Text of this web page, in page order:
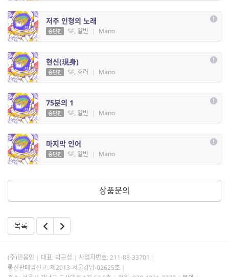
저주 인형의 노래
중단편 SF, 일반 | Mano
현신(現身)
중단편 SF, 호러 | Mano
75분의 1
중단편 SF, 일반 | Mano
마지막 인어
중단편 SF, 일반 | Mano
상품문의
목록
(주)민음인 대표: 박근섭 사업자번호: 211-88-33701
통신판매업신고: 제2013-서울강남-02625호